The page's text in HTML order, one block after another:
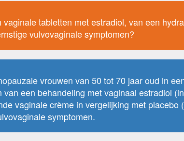
tabletten met estradiol, van een
vulvovaginale symptomen?
vrouwen van 50 tot 70 jaar oud in
een behandeling met vaginaal estradiol
vaginale crème in vergelijking met placebo
symptomen.